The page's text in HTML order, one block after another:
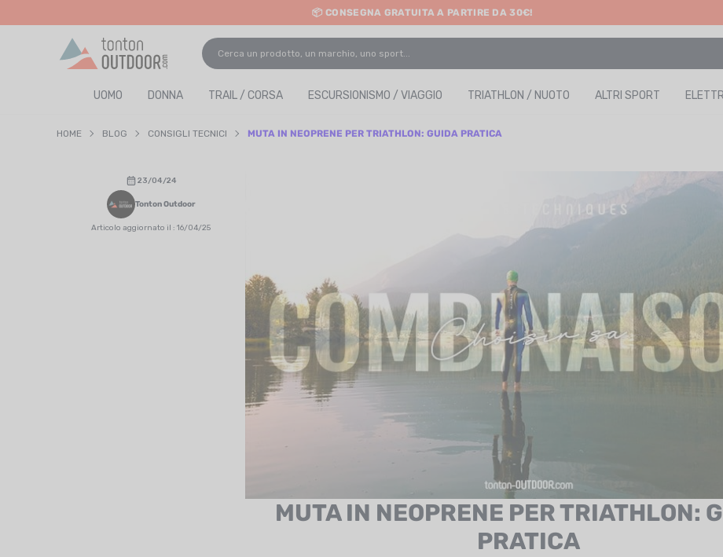
content
📦 CONSEGNA GRATUITA A PARTIRE DA 30€!
UOMO DONNA TRAIL / CORSA ESCURSIONISMO / VIAGGIO TRIATHLON / NUOTO ALTRI SPORT
HOME BLOG CONSIGLI TECNICI MUTA IN NEOPRENE PER TRIATHLON: GUIDA PRATICA
23/04/24
Tonton Outdoor
Articolo aggiornato il : 16/04/25
MUTA IN NEOPRENE PER TRIATHLON:
PRATICA